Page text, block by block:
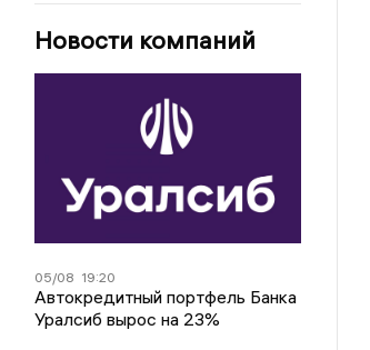
Новости компаний
05/08 19:20
Автокредитный портфель Банка
Уралсиб вырос на 23%